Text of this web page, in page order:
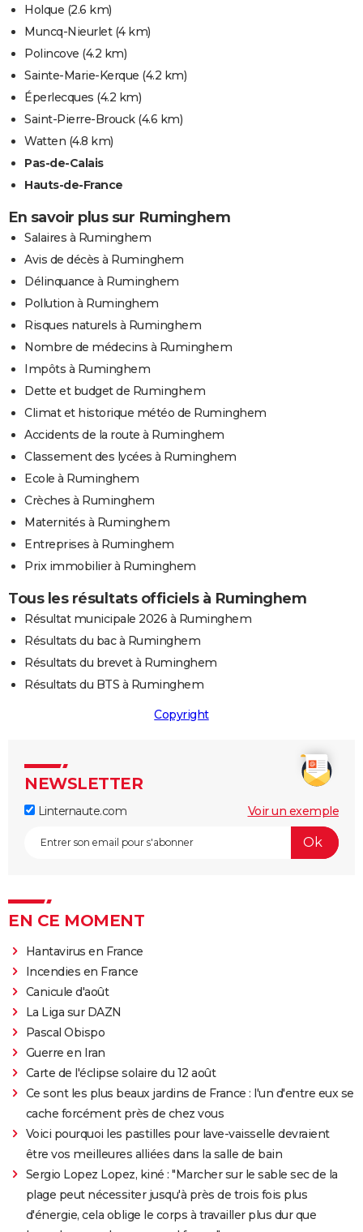
Holque (2.6 km)
Muncq-Nieurlet(4 km)
Polincove (4.2 km)
Sainte-Marie-Kerque (4.2 km)
Éperlecques (4.2 km)
Saint-Pierre-Brouck(4.6 km)
Watten (4.8 km)
Pas-de-Calais
Hauts-de-France
En savoir plus sur Ruminghem
Salaires à Ruminghem
Avis de décès à Ruminghem
Délinquance à Ruminghem
Pollution à Ruminghem
Risques naturels à Ruminghem
Nombre de médecins à Ruminghem
Impôts à Ruminghem
Dette et budget de Ruminghem
Climat et historique météo de Ruminghem
Accidents de la route à Ruminghem
Classement des lycées à Ruminghem
Ecole à Ruminghem
Crèches à Ruminghem
Maternités à Ruminghem
Entreprises à Ruminghem
Prix immobilier à Ruminghem
Tous les résultats officiels à Ruminghem
Résultat municipale 2026 à Ruminghem
Résultats du bac à Ruminghem
Résultats du brevet à Ruminghem
Résultats du BTS à Ruminghem
Copyright
NEWSLETTER
Linternaute.com Voir un exemple
EN CE MOMENT
Hantavirus en France
Incendies en France
Canicule d'août
La Liga sur DAZN
Pascal Obispo
Guerre en Iran
Carte de l'éclipse solaire du 12 août
Ce sont les plus beaux jardins de France : l'un d'entre eux se
cache forcément près de chez vous
Voici pourquoi les pastilles pour lave-vaisselle devraient
être vos meilleures alliées dans la salle de bain
Sergio Lopez Lopez, kiné : "Marcher sur le sable sec de la
plage peut nécessiter jusqu'à près de trois fois plus
d'énergie, cela oblige le corps à travailler plus dur que